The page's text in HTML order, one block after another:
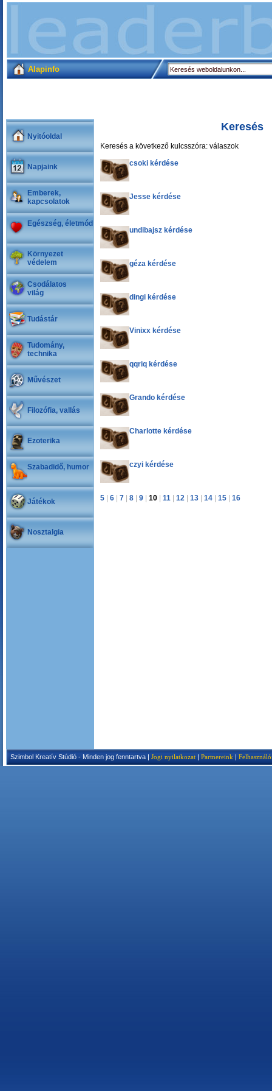
Alapinfo
Nyitóoldal
Napjaink
Emberek,
kapcsolatok
Egészség, életmód
Környezet
védelem
Csodálatos
világ
Tudástár
Tudomány,
technika
Művészet
Filozófia, vallás
Ezoterika
Szabadidő, humor
Játékok
Nosztalgia
Keresés
Keresés a következő kulcsszóra: válaszok
csoki kérdése
Jesse kérdése
undibajsz kérdése
géza kérdése
dingi kérdése
Vinixx kérdése
qqriq kérdése
Grando kérdése
Charlotte kérdése
czyi kérdése
5 6 7 8 9 10 11 12 13 14 15 16
Szimbol Kreatív Stúdió - Minden jog fenntartva | Jogi nyilatkozat | Partnereink |